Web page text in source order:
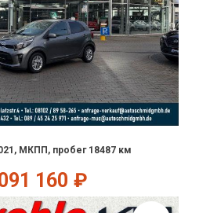
МКПП, пробег 18487 км
160 ₽